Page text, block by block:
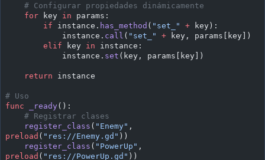
    # Configurar propiedades dinámicamente
    for
key in params:
        if
instance. has_method ( "set_" + key):
            instance.
call ( "set_" + key, params[key])
        elif
key in instance:
            instance.
set (key, params[key])
    return
instance
# Uso
func _ready():
    # Registrar clases
    register_class
( "Enemy"
preload ( "res://Enemy.gd" ))
    register_class
( "PowerUp"
preload ( "res://PowerUp.gd" ))